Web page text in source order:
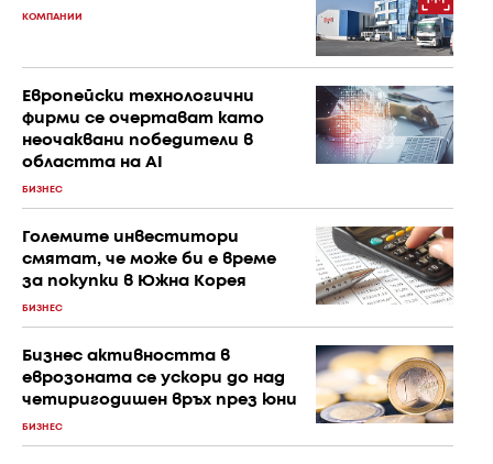
КОМПАНИИ
Европейски технологични
фирми се очертават като
неочаквани победители в
областта на AI
БИЗНЕС
Големите инвеститори
смятат, че може би е време
за покупки в Южна Корея
БИЗНЕС
Бизнес активността в
еврозоната се ускори до над
четиригодишен връх през юни
БИЗНЕС